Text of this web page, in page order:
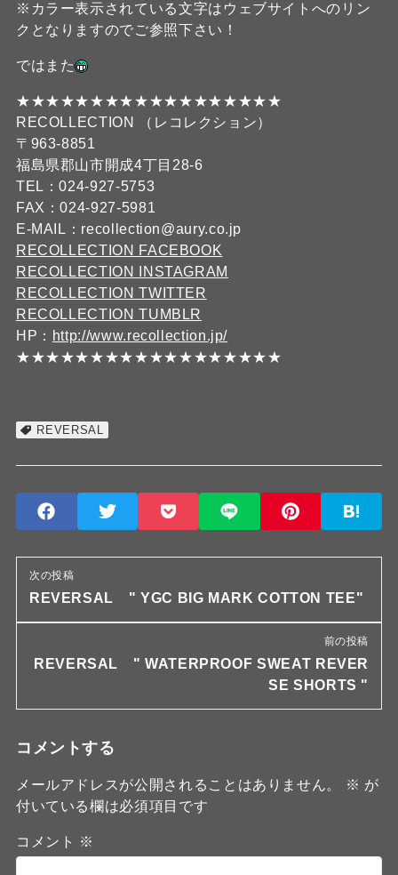
※カラー表示されている文字はウェブサイトへのリン
クとなりますのでご参照下さい！
ではまた
★★★★★★★★★★★★★★★★★★
RECOLLECTION （レコレクション）
〒963-8851
福島県郡山市開成4丁目28-6
TEL：024-927-5753
FAX：024-927-5981
E-MAIL：recollection@aury.co.jp
RECOLLECTION FACEBOOK
RECOLLECTION INSTAGRAM
RECOLLECTION TWITTER
RECOLLECTION TUMBLR
HP： http://www.recollection.jp/
★★★★★★★★★★★★★★★★★★
REVERSAL
次の投稿
REVERSAL " YGC BIG MARK COTTON TEE"
前の投稿
REVERSAL " WATERPROOF SWEAT REVER
SE SHORTS "
コメントする
メールアドレスが公開されることはありません。 ※ が
付いている欄は必須項目です
コメント ※